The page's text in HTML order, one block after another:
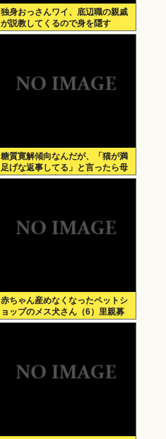
独身おっさんワイ、底辺職の親戚
が説教してくるので身を隠す
糖質寛解傾向なんだが、「猫が満
足げな返事してる」と言ったら母
親に「お気の毒w」と言われた
赤ちゃん産めなくなったペットシ
ョップのメス犬さん（6）里親募
集されてしまうwww